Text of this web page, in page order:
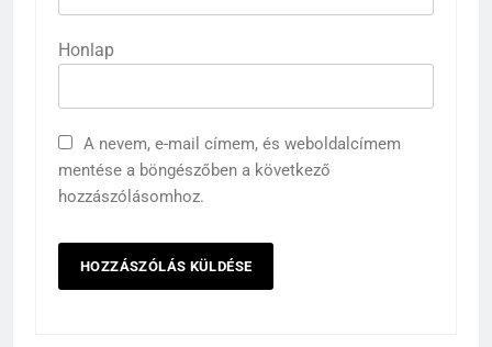
Honlap
A nevem, e-mail címem, és weboldalcímem
mentése a böngészőben a következő
hozzászólásomhoz.